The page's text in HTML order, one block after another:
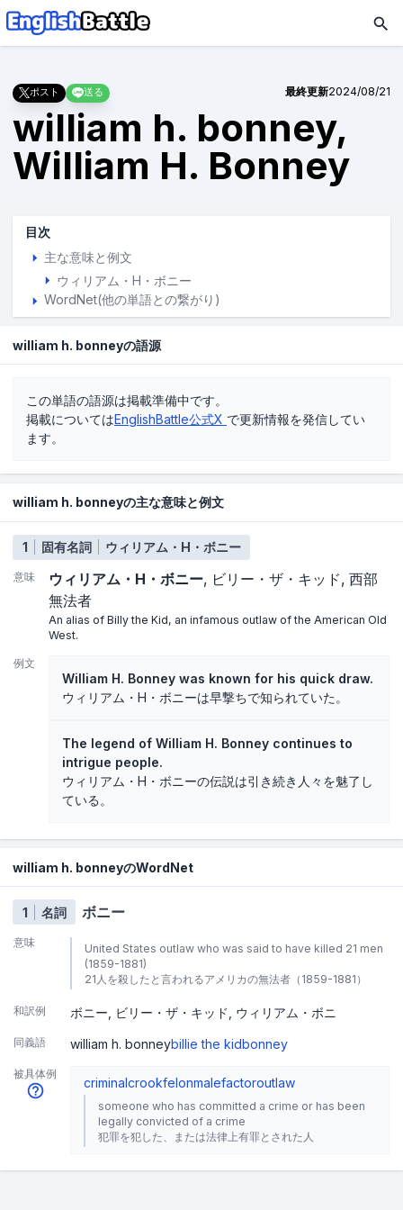
ポスト 送る 最終更新2024/08/21
william h. bonney,
William H. Bonney
目次
主な意味と例文
ウィリアム・H・ボニー
WordNet(他の単語との繋がり)
william h. bonneyの語源
この単語の語源は掲載準備中です。
掲載についてはEnglishBattle公式X で更新情報を発信してい
ます。
william h. bonneyの主な意味と例文
1 固有名詞 ウィリアム・H・ボニー
意味 ウィリアム・H・ボニー ビリー・ザ・キッド 西部
無法者
An alias of Billy the Kid, an infamous outlaw of the American Old
West.
例文
William H. Bonney was known for his quick draw.
ウィリアム・H・ボニーは早撃ちで知られていた。
The legend of William H. Bonney continues to
intrigue people.
ウィリアム・H・ボニーの伝説は引き続き人々を魅了し
ている。
william h. bonneyのWordNet
1 名詞 ボニー
意味
United States outlaw who was said to have killed 21 men
(1859-1881)
21人を殺したと言われるアメリカの無法者（1859-1881）
和訳例 ボニー ビリー・ザ・キッド ウィリアム・ボニ
同義語 william h. bonneybillie the kidbonney
被具体例
criminalcrookfelonmalefactoroutlaw
someone who has committed a crime or has been
legally convicted of a crime
犯罪を犯した、または法律上有罪とされた人